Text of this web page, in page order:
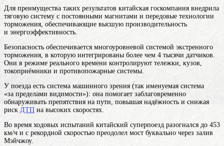
Для преимущества таких результатов китайская госкомпания внедрила
тяговую систему с постоянными магнитами и передовые технологии
торможения, обеспечивающие высшую производительность
и энергоэффективность.
Безопасность обеспечивается многоуровневой системой экстренного
торможения, в которую интегрированы более чем 4 тысячи датчиков.
Они в режиме реального времени контролируют тележки, кузов,
токоприёмники и противопожарные системы.
У поезда есть система машинного зрения (так именуемая система
«за пределами видимости»): она помогает заблаговременно
обнаруживать препятствия на пути, повышая надёжность и снижая
риск ДТП на высоких скоростях.
Во время ходовых испытаний китайский суперпоезд разогнался до 453
км/ч и с рекордной скоростью преодолел мост буквально через залив
Мэйчжоу.